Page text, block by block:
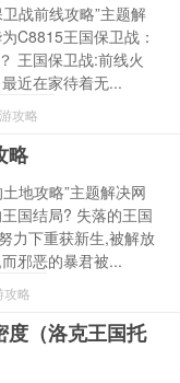
战前线攻略”主题解
C8815王国保卫战：
王国保卫战:前线火
近在家待着无...
攻略
略
地攻略”主题解决网
国结局? 失落的王国
力下重获新生,被解放
邪恶的暴君被...
攻略
度（洛克王国托